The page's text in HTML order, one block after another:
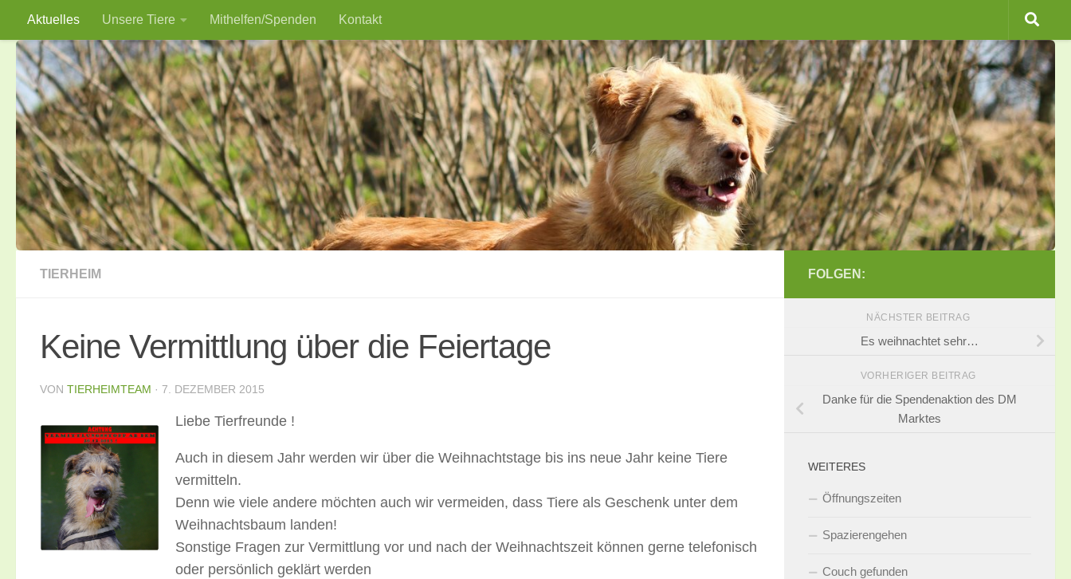
Zum Inhalt springen
Aktuelles Unsere Tiere Mithelfen/Spenden Kontakt
TIERHEIM
Keine Vermittlung über die Feiertage
VON TIERHEIMTEAM · 7. DEZEMBER 2015
Liebe Tierfreunde !
Auch in diesem Jahr werden wir über die Weihnachtstage bis ins neue Jahr keine Tiere
vermitteln.
Denn wie viele andere möchten auch wir vermeiden, dass Tiere als Geschenk unter dem
Weihnachtsbaum landen!
Sonstige Fragen zur Vermittlung vor und nach der Weihnachtszeit können gerne telefonisch
oder persönlich geklärt werden
FOLGEN:
NÄCHSTER BEITRAG
Es weihnachtet sehr…
VORHERIGER BEITRAG
Danke für die Spendenaktion des DM
Marktes
WEITERES
Öffnungszeiten
Spazierengehen
Couch gefunden